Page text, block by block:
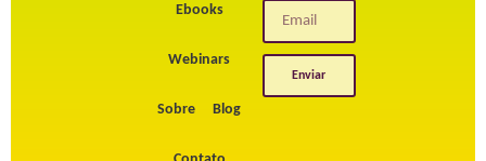
Ebooks
Webinars
Sobre Blog
Enviar